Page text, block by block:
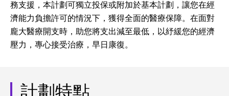
務支援，本計劃可獨立投保或附加於基本計劃，讓您在經
濟能力負擔許可的情況下，獲得全面的醫療保障。在面對
龐大醫療開支時，助您將支出減至最低，以紓緩您的經濟
壓力，專心接受治療，早日康復。